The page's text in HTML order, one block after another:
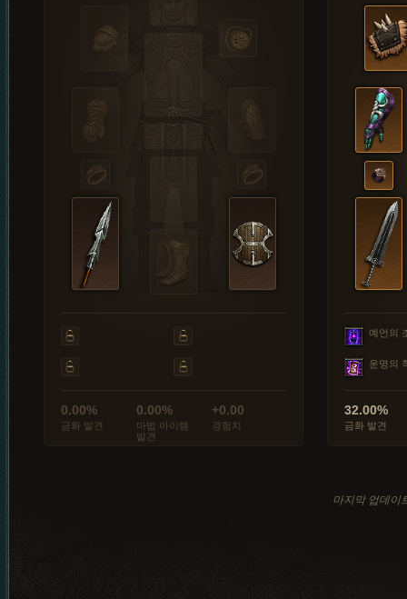
0.00%
금화 발견
0.00%
마법 아이템
발견
+0.00
경험치
예언의
운명의
32.00%
금화 발견
마지막 업데이